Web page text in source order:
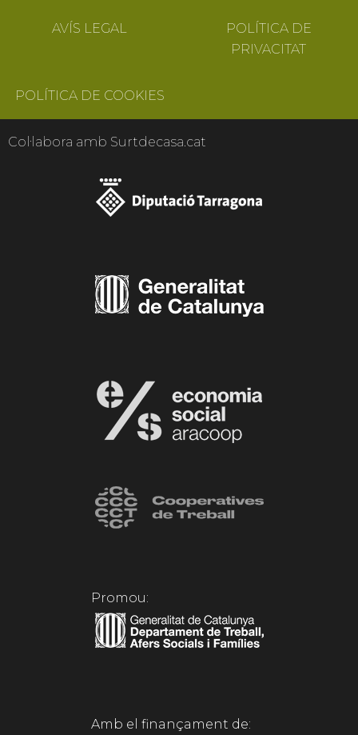
AVÍS LEGAL
POLÍTICA DE
PRIVACITAT
POLÍTICA DE COOKIES
Col·labora amb Surtdecasa.cat
Promou:
Amb el finançament de: